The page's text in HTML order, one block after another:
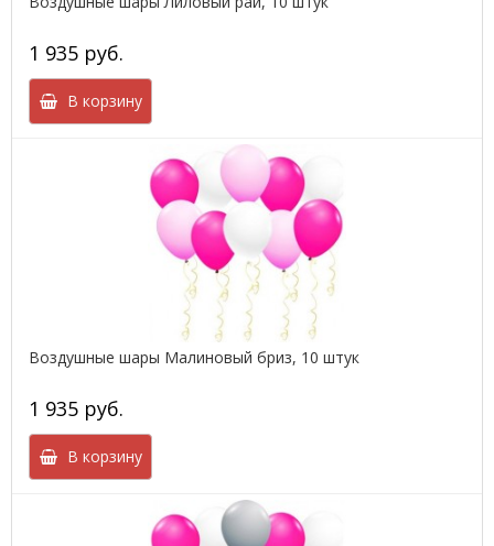
1 935 руб.
В корзину
Воздушные шары Малиновый бриз, 10 штук
1 935 руб.
В корзину